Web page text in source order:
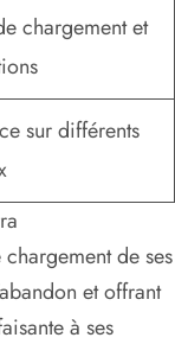
chargement et
sur différents
de ses
et offrant
à ses